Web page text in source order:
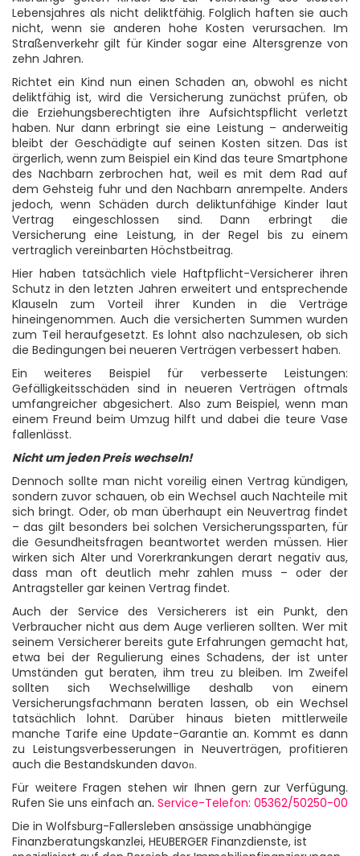
Lebensjahres als nicht deliktfähig. Folglich haften sie auch
nicht, wenn sie anderen hohe Kosten verursachen. Im
Straßenverkehr gilt für Kinder sogar eine Altersgrenze von
zehn Jahren.
Richtet ein Kind nun einen Schaden an, obwohl es nicht
deliktfähig ist, wird die Versicherung zunächst prüfen, ob
die Erziehungsberechtigten ihre Aufsichtspflicht verletzt
haben. Nur dann erbringt sie eine Leistung – anderweitig
bleibt der Geschädigte auf seinen Kosten sitzen. Das ist
ärgerlich, wenn zum Beispiel ein Kind das teure Smartphone
des Nachbarn zerbrochen hat, weil es mit dem Rad auf
dem Gehsteig fuhr und den Nachbarn anrempelte. Anders
jedoch, wenn Schäden durch deliktunfähige Kinder laut
Vertrag eingeschlossen sind. Dann erbringt die
Versicherung eine Leistung, in der Regel bis zu einem
vertraglich vereinbarten Höchstbeitrag.
Hier haben tatsächlich viele Haftpflicht-Versicherer ihren
Schutz in den letzten Jahren erweitert und entsprechende
Klauseln zum Vorteil ihrer Kunden in die Verträge
hineingenommen. Auch die versicherten Summen wurden
zum Teil heraufgesetzt. Es lohnt also nachzulesen, ob sich
die Bedingungen bei neueren Verträgen verbessert haben.
Ein weiteres Beispiel für verbesserte Leistungen:
Gefälligkeitsschäden sind in neueren Verträgen oftmals
umfangreicher abgesichert. Also zum Beispiel, wenn man
einem Freund beim Umzug hilft und dabei die teure Vase
fallenlässt.
Nicht um jeden Preis wechseln!
Dennoch sollte man nicht voreilig einen Vertrag kündigen,
sondern zuvor schauen, ob ein Wechsel auch Nachteile mit
sich bringt. Oder, ob man überhaupt ein Neuvertrag findet
– das gilt besonders bei solchen Versicherungssparten, für
die Gesundheitsfragen beantwortet werden müssen. Hier
wirken sich Alter und Vorerkrankungen derart negativ aus,
dass man oft deutlich mehr zahlen muss – oder der
Antragsteller gar keinen Vertrag findet.
Auch der Service des Versicherers ist ein Punkt, den
Verbraucher nicht aus dem Auge verlieren sollten. Wer mit
seinem Versicherer bereits gute Erfahrungen gemacht hat,
etwa bei der Regulierung eines Schadens, der ist unter
Umständen gut beraten, ihm treu zu bleiben. Im Zweifel
sollten sich Wechselwillige deshalb von einem
Versicherungsfachmann beraten lassen, ob ein Wechsel
tatsächlich lohnt. Darüber hinaus bieten mittlerweile
manche Tarife eine Update-Garantie an. Kommt es dann
zu Leistungsverbesserungen in Neuverträgen, profitieren
auch die Bestandskunden davon.
Für weitere Fragen stehen wir Ihnen gern zur Verfügung.
Rufen Sie uns einfach an. Service-Telefon: 05362/50250-00
Die in Wolfsburg-Fallersleben ansässige unabhängige
Finanzberatungskanzlei, HEUBERGER Finanzdienste, ist